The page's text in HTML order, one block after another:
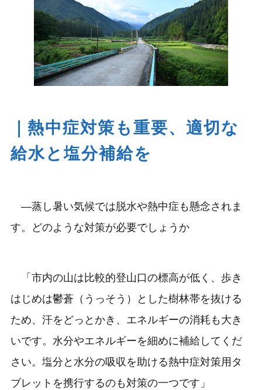
｜熱中症対策も重要、適切な
給水と塩分補給を
―蒸し暑い気候では脱水や熱中症も懸念されま
す。どのような対策が必要でしょうか
「市内の山は比較的登山口の標高が低く、歩き
はじめは鬱蒼（うっそう）とした樹林帯を抜ける
ため、汗をどっとかき、エネルギーの消耗も大き
いです。水分やエネルギーを細めに補給してくだ
さい。塩分と水分の吸収を助ける熱中症対策用タ
ブレットを携行するのも対策の一つです」